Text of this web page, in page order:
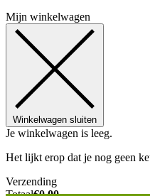
Mijn winkelwagen
Winkelwagen sluiten
Je winkelwagen is leeg.
Het lijkt erop dat je nog geen
Verzending